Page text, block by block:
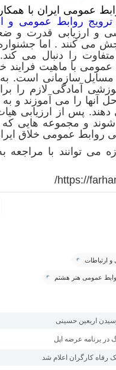
عمومی ایران با
روابط عمومی و
و ارزیابی قدرت و
می کنند . اما
را دنبال می
با ماهیت فرایند
مسایل سازمانی است.
آمادگی لازم را
آنها را می آموزند و به
پس از ارزیابی
و مجموعه هایی که
روابط عمومی خلاق
می توانند با مراجعه
https://
ارتباطات
عمومی هنر هشتم
اربعین حسینی
در برنامه عرضه اپل
رفاه کارگران اعلام شد